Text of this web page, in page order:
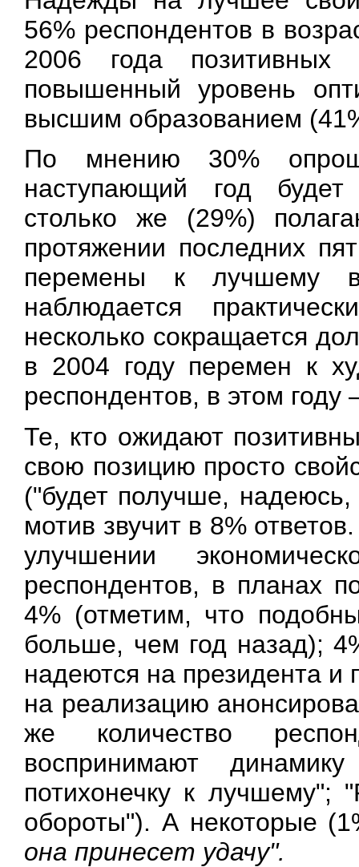
56% респондентов в
2006 года
повышенный уровень
высшим образованием
По мнению 30%
наступающий год
столько же (29%)
протяжении последних
перемены к лучшему
наблюдается
несколько сокращается
в 2004 году перемен к
респондентов, в этом году
Те, кто ожидают
свою позицию просто
("будет получше,
мотив звучит в 8%
улучшении
респондентов, в планах
4% (отметим, что
больше, чем год назад);
надеются на президента и
на реализацию
же количество
воспринимают
потихонечку к лучшему";
обороты"). А некоторые
она принесет удачу".